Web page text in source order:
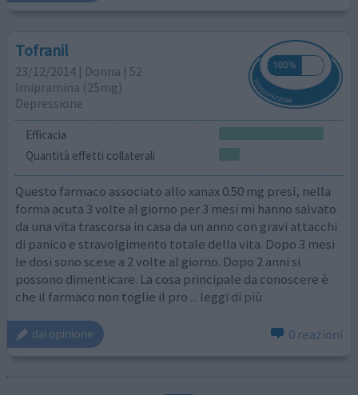
Tofranil
23/12/2014 | Donna | 52
Imipramina (25mg)
Depressione
Efficacia
Quantità effetti collaterali
Questo farmaco associato allo xanax 0.50 mg presi, nella
forma acuta 3 volte al giorno per 3 mesi mi hanno salvato
da una vita trascorsa in casa da un anno con gravi attacchi
di panico e stravolgimento totale della vita. Dopo 3 mesi
le dosi sono scese a 2 volte al giorno. Dopo 2 anni si
possono dimenticare. La cosa principale da conoscere è
che il farmaco non toglie il pro ... leggi di più
dai opinione 0 reazioni